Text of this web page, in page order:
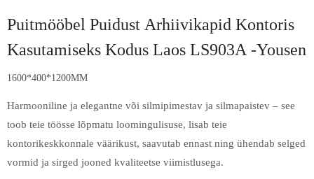
Puitmööbel Puidust Arhiivikapid Kontoris
Kasutamiseks Kodus Laos LS903A -Yousen
1600*400*1200MM
Harmooniline ja elegantne või silmipimestav ja silmapaistev – see
toob teie töösse lõpmatu loomingulisuse, lisab teie
kontorikeskkonnale väärikust, saavutab ennast ning ühendab selged
vormid ja sirged jooned kvaliteetse viimistlusega.